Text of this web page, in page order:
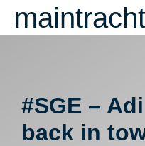
Inhalt
#SGE –
back in